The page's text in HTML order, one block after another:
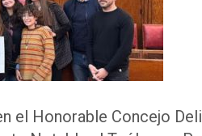
el Honorable Concejo